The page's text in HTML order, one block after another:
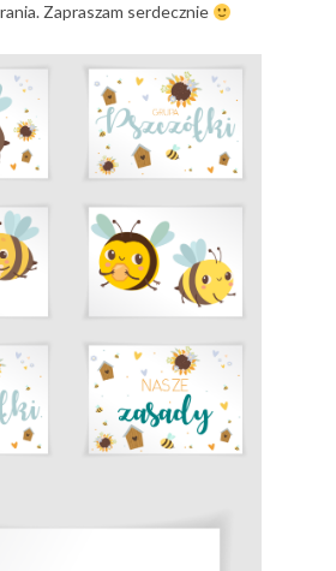
Zapraszam serdecznie